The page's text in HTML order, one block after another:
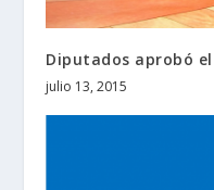
Diputados aprobó el
julio 13, 2015